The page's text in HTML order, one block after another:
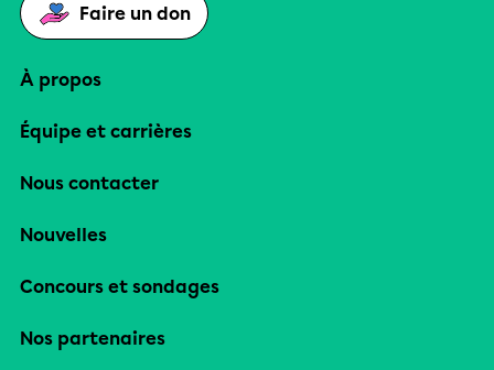
Faire un don
À propos
Équipe et carrières
Nous contacter
Nouvelles
Concours et sondages
Nos partenaires